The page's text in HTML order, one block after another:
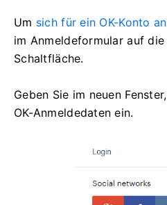
Um sich für ein OK-Konto
im Anmeldeformular auf
Schaltfläche.
Geben Sie im neuen
OK-Anmeldedaten ein.